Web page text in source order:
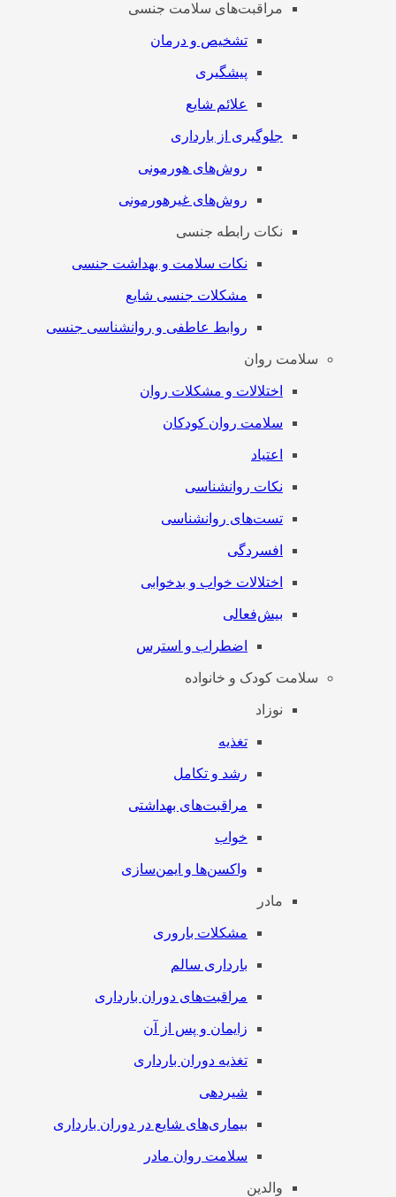
مراقبت‌های سلامت جنسی
تشخیص و درمان
پیشگیری
علائم شایع
جلوگیری از بارداری
روش‌های هورمونی
روش‌های غیرهورمونی
نکات رابطه جنسی
نکات سلامت و بهداشت جنسی
مشکلات جنسی شایع
روابط عاطفی و روانشناسی جنسی
سلامت روان
اختلالات و مشکلات روان
سلامت روان کودکان
اعتیاد
نکات روانشناسی
تست‌های روانشناسی
افسردگی
اختلالات خواب و بدخوابی
بیش‌فعالی
اضطراب و استرس
سلامت کودک و خانواده
نوزاد
تغذیه
رشد و تکامل
مراقبت‌های بهداشتی
خواب
واکسن‌ها و ایمن‌سازی
مادر
مشکلات باروری
بارداری سالم
مراقبت‌های دوران بارداری
زایمان و پس از آن
تغذیه دوران بارداری
شیردهی
بیماری‌های شایع در دوران بارداری
سلامت روان مادر
والدین